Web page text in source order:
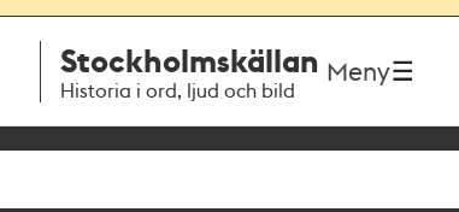
Stockholmskällan
Historia i ord, ljud och bild
Meny